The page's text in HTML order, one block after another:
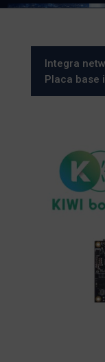
Integra
Placa base